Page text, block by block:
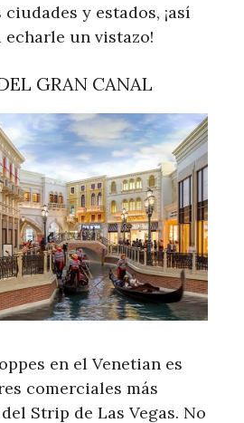
y estados, ¡así
echarle un vistazo!
GRAN CANAL
en el Venetian es
comerciales más
Strip de Las Vegas. No